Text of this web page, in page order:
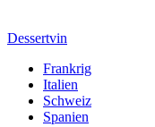
Dessertvin
Frankrig
Italien
Schweiz
Spanien